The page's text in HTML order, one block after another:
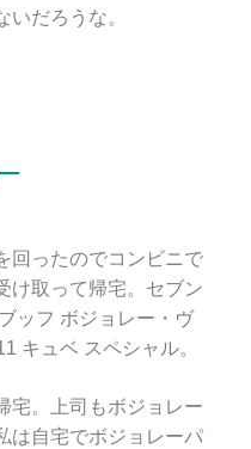
だろうな。
回ったのでコンビニで
け取って帰宅。セブン
ッフ ボジョレー・ヴ
キュベ スペシャル。
。上司もボジョレー
は自宅でボジョレーパ